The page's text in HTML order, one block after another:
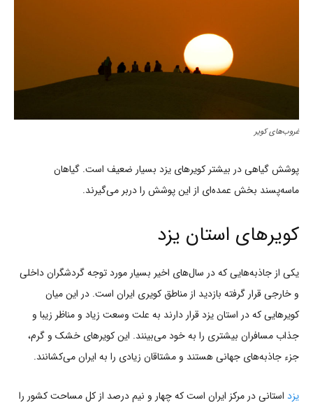
غروب‌های کویر
پوشش گیاهی در بیشتر کویرهای یزد بسیار ضعیف است. گیاهان
ماسه‌پسند بخش عمده‌ای از این پوشش را دربر می‌گیرند.
کویرهای استان یزد
یکی از جاذبه‌هایی که در سال‌های اخیر بسیار مورد توجه گردشگران داخلی
و خارجی قرار گرفته بازدید از مناطق کویری ایران است. در این میان
کویرهایی که در استان یزد قرار دارند به علت وسعت زیاد و مناظر زیبا و
جذاب مسافران بیشتری را به خود می‌بینند. این کویرهای خشک و گرم،
جزء جاذبه‌های جهانی هستند و مشتاقان زیادی را به ایران می‌کشانند.
یزد استانی در مرکز ایران است که چهار و نیم درصد از کل مساحت کشور را